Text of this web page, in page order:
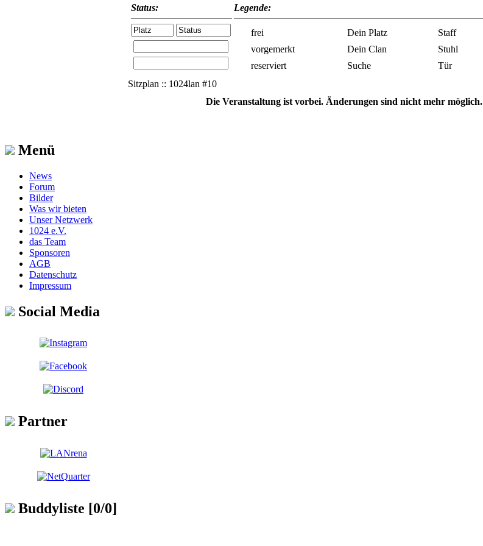
Menü
News
Forum
Bilder
Was wir bieten
Unser Netzwerk
1024 e.V.
das Team
Sponsoren
AGB
Datenschutz
Impressum
Social Media
Partner
Buddyliste [0/0]
Status:
Legende:
frei
vorgemerkt
reserviert
Dein Platz
Dein Clan
Suche
Staff
Stuhl
Tür
Sitzplan :: 1024lan #10
Die Veranstaltung ist vorbei. Änderungen sind nicht mehr möglich.